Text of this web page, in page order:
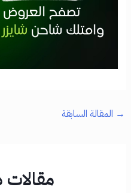
→ المقالة السابقة